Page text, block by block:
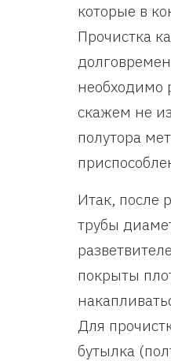
которые в
Прочистка
необходимо
скажем не
полутора
Итак, после
трубы
покрыты
Для
бутылка